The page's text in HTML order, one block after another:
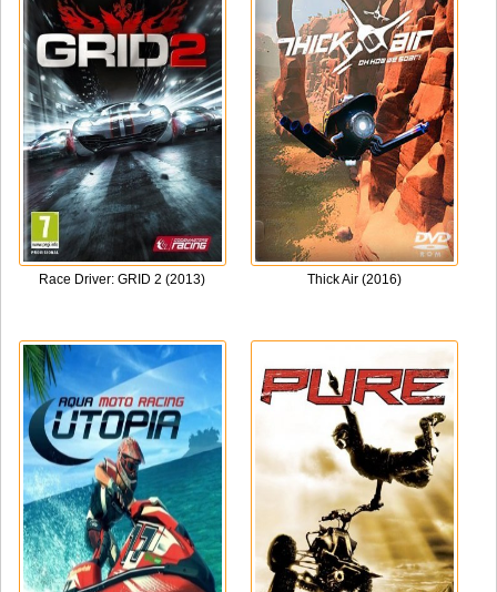
Race Driver: GRID 2 (2013) Thick Air (2016)